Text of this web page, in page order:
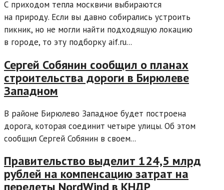
С приходом тепла москвичи выбираются
на природу. Если вы давно собирались устроить
пикник, но не могли найти подходящую локацию
в городе, то эту подборку aif.ru...
Сергей Собянин сообщил о планах
строительства дороги в Бирюлеве
Западном
В районе Бирюлево Западное будет построена
дорога, которая соединит четыре улицы. Об этом
сообщил Сергей Собянин в своем...
Правительство выделит 124,5 млрд
рублей на компенсацию затрат на